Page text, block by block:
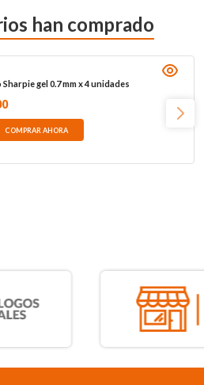
han comprado
gel 0.7 mm x 4 unidades
COMPRAR AHORA